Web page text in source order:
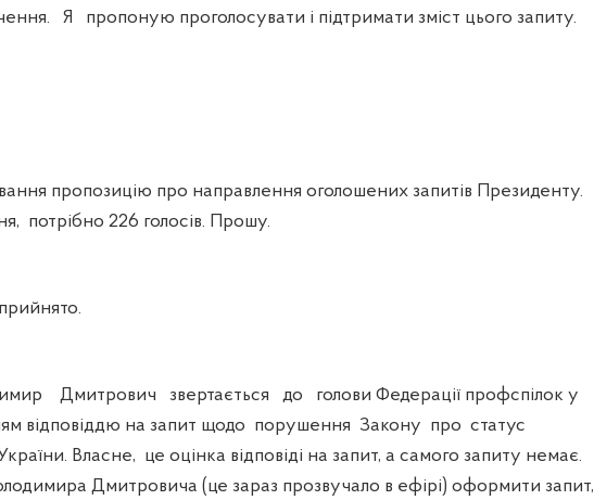
Я пропоную проголосувати і підтримати зміст цього запиту.
пропозицію про направлення оголошених запитів Президенту.
потрібно 226 голосів. Прошу.
Дмитрович звертається до голови Федерації профспілок у
відповіддю на запит щодо порушення Закону про статус
Власне, це оцінка відповіді на запит, а самого запиту немає.
Дмитровича (це зараз прозвучало в ефірі) оформити запит,